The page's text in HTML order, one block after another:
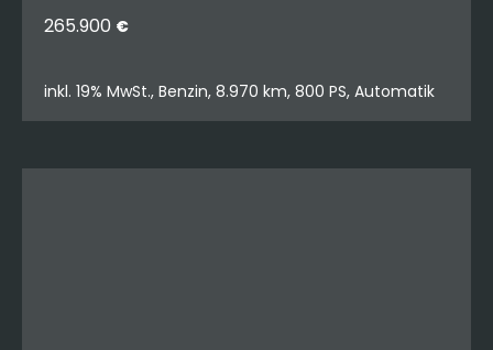
265.900 €
inkl. 19% MwSt., Benzin, 8.970 km, 800 PS, Automatik